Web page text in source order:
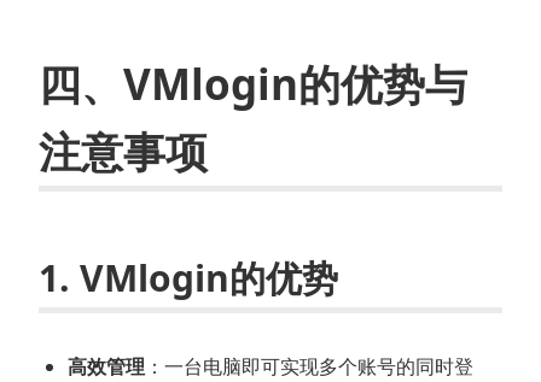
四、VMlogin的优势与
注意事项
1. VMlogin的优势
高效管理：一台电脑即可实现多个账号的同时登